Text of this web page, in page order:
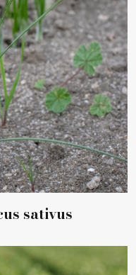
sativus